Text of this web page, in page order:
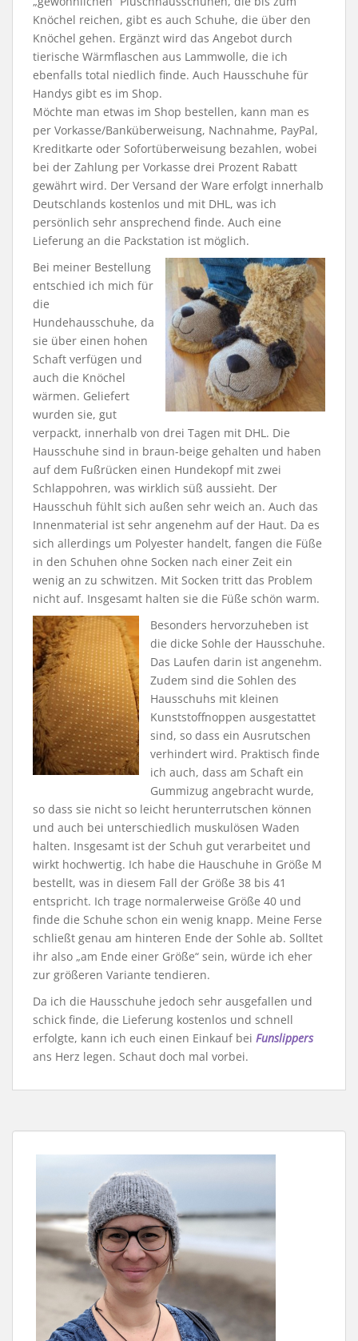
Knöchel reichen, gibt es auch Schuhe, die über den
Knöchel gehen. Ergänzt wird das Angebot durch
tierische Wärmflaschen aus Lammwolle, die ich
ebenfalls total niedlich finde. Auch Hausschuhe für
Handys gibt es im Shop.
Möchte man etwas im Shop bestellen, kann man es
per Vorkasse/Banküberweisung, Nachnahme, PayPal,
Kreditkarte oder Sofortüberweisung bezahlen, wobei
bei der Zahlung per Vorkasse drei Prozent Rabatt
gewährt wird. Der Versand der Ware erfolgt innerhalb
Deutschlands kostenlos und mit DHL, was ich
persönlich sehr ansprechend finde. Auch eine
Lieferung an die Packstation ist möglich.
Bei meiner Bestellung
entschied ich mich für
die
Hundehausschuhe, da
sie über einen hohen
Schaft verfügen und
auch die Knöchel
wärmen. Geliefert
wurden sie, gut
verpackt, innerhalb von drei Tagen mit DHL. Die
Hausschuhe sind in braun-beige gehalten und haben
auf dem Fußrücken einen Hundekopf mit zwei
Schlappohren, was wirklich süß aussieht. Der
Hausschuh fühlt sich außen sehr weich an. Auch das
Innenmaterial ist sehr angenehm auf der Haut. Da es
sich allerdings um Polyester handelt, fangen die Füße
in den Schuhen ohne Socken nach einer Zeit ein
wenig an zu schwitzen. Mit Socken tritt das Problem
nicht auf. Insgesamt halten sie die Füße schön warm.
Besonders hervorzuheben ist
die dicke Sohle der Hausschuhe.
Das Laufen darin ist angenehm.
Zudem sind die Sohlen des
Hausschuhs mit kleinen
Kunststoffnoppen ausgestattet
sind, so dass ein Ausrutschen
verhindert wird. Praktisch finde
ich auch, dass am Schaft ein
Gummizug angebracht wurde,
so dass sie nicht so leicht herunterrutschen können
und auch bei unterschiedlich muskulösen Waden
halten. Insgesamt ist der Schuh gut verarbeitet und
wirkt hochwertig. Ich habe die Hauschuhe in Größe M
bestellt, was in diesem Fall der Größe 38 bis 41
entspricht. Ich trage normalerweise Größe 40 und
finde die Schuhe schon ein wenig knapp. Meine Ferse
schließt genau am hinteren Ende der Sohle ab. Solltet
ihr also „am Ende einer Größe“ sein, würde ich eher
zur größeren Variante tendieren.
Da ich die Hausschuhe jedoch sehr ausgefallen und
schick finde, die Lieferung kostenlos und schnell
erfolgte, kann ich euch einen Einkauf bei Funslippers
ans Herz legen. Schaut doch mal vorbei.